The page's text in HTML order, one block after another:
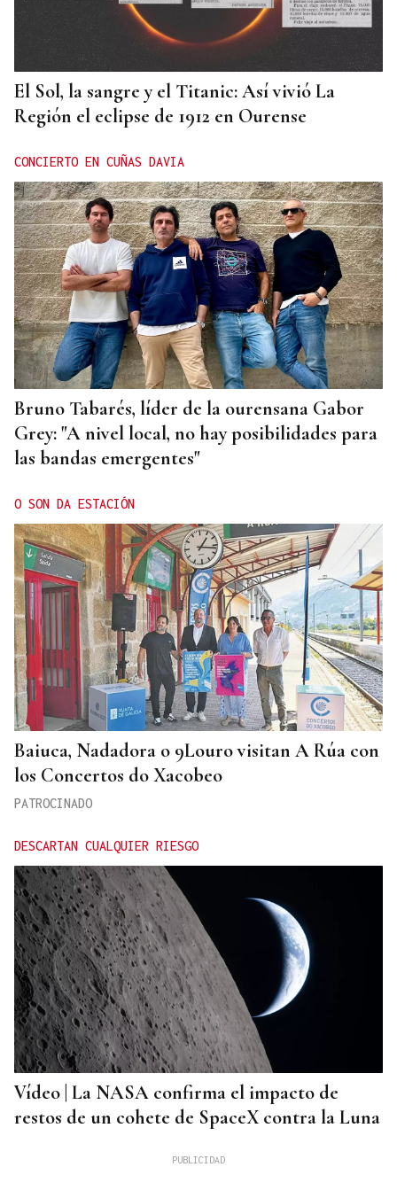
El Sol, la sangre y el Titanic: Así vivió La
Región el eclipse de 1912 en Ourense
CONCIERTO EN CUÑAS DAVIA
Bruno Tabarés, líder de la ourensana Gabor
Grey: "A nivel local, no hay posibilidades para
las bandas emergentes"
O SON DA ESTACIÓN
Baiuca, Nadadora o 9Louro visitan A Rúa con
los Concertos do Xacobeo
PATROCINADO
DESCARTAN CUALQUIER RIESGO
Vídeo | La NASA confirma el impacto de
restos de un cohete de SpaceX contra la Luna